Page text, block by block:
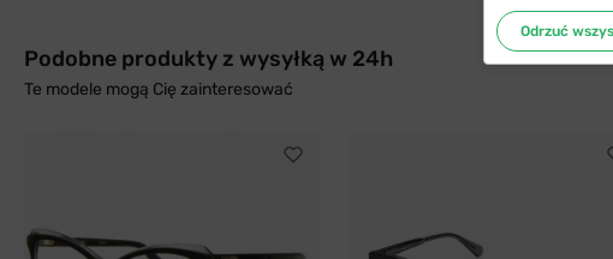
Podobne produkty z wysyłką w 24h
Te modele mogą Cię zainteresować
Odrzuć